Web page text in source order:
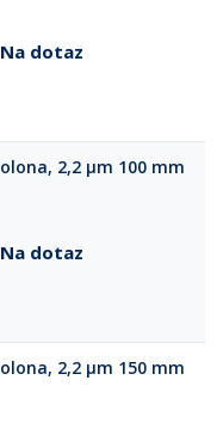
Na dotaz
2,2 µm 100 mm
Na dotaz
2,2 µm 150 mm